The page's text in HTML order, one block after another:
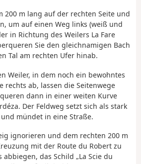
200 m lang auf der rechten Seite und
um auf einen Weg links (weiß und
in Richtung des Weilers La Fare
Sie den gleichnamigen Bach
Tal am rechten Ufer hinab.
Weiler, in dem noch ein bewohntes
rechts ab, lassen die Seitenwege
dann in einer weiten Kurve
Der Feldweg setzt sich als stark
mündet in eine Straße.
ignorieren und dem rechten 200 m
mit der Route du Robert zu
das Schild „La Scie du